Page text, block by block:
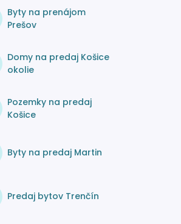
Byty na prenájom
Prešov
Domy na predaj Košice
okolie
Pozemky na predaj
Košice
Byty na predaj Martin
Predaj bytov Trenčín